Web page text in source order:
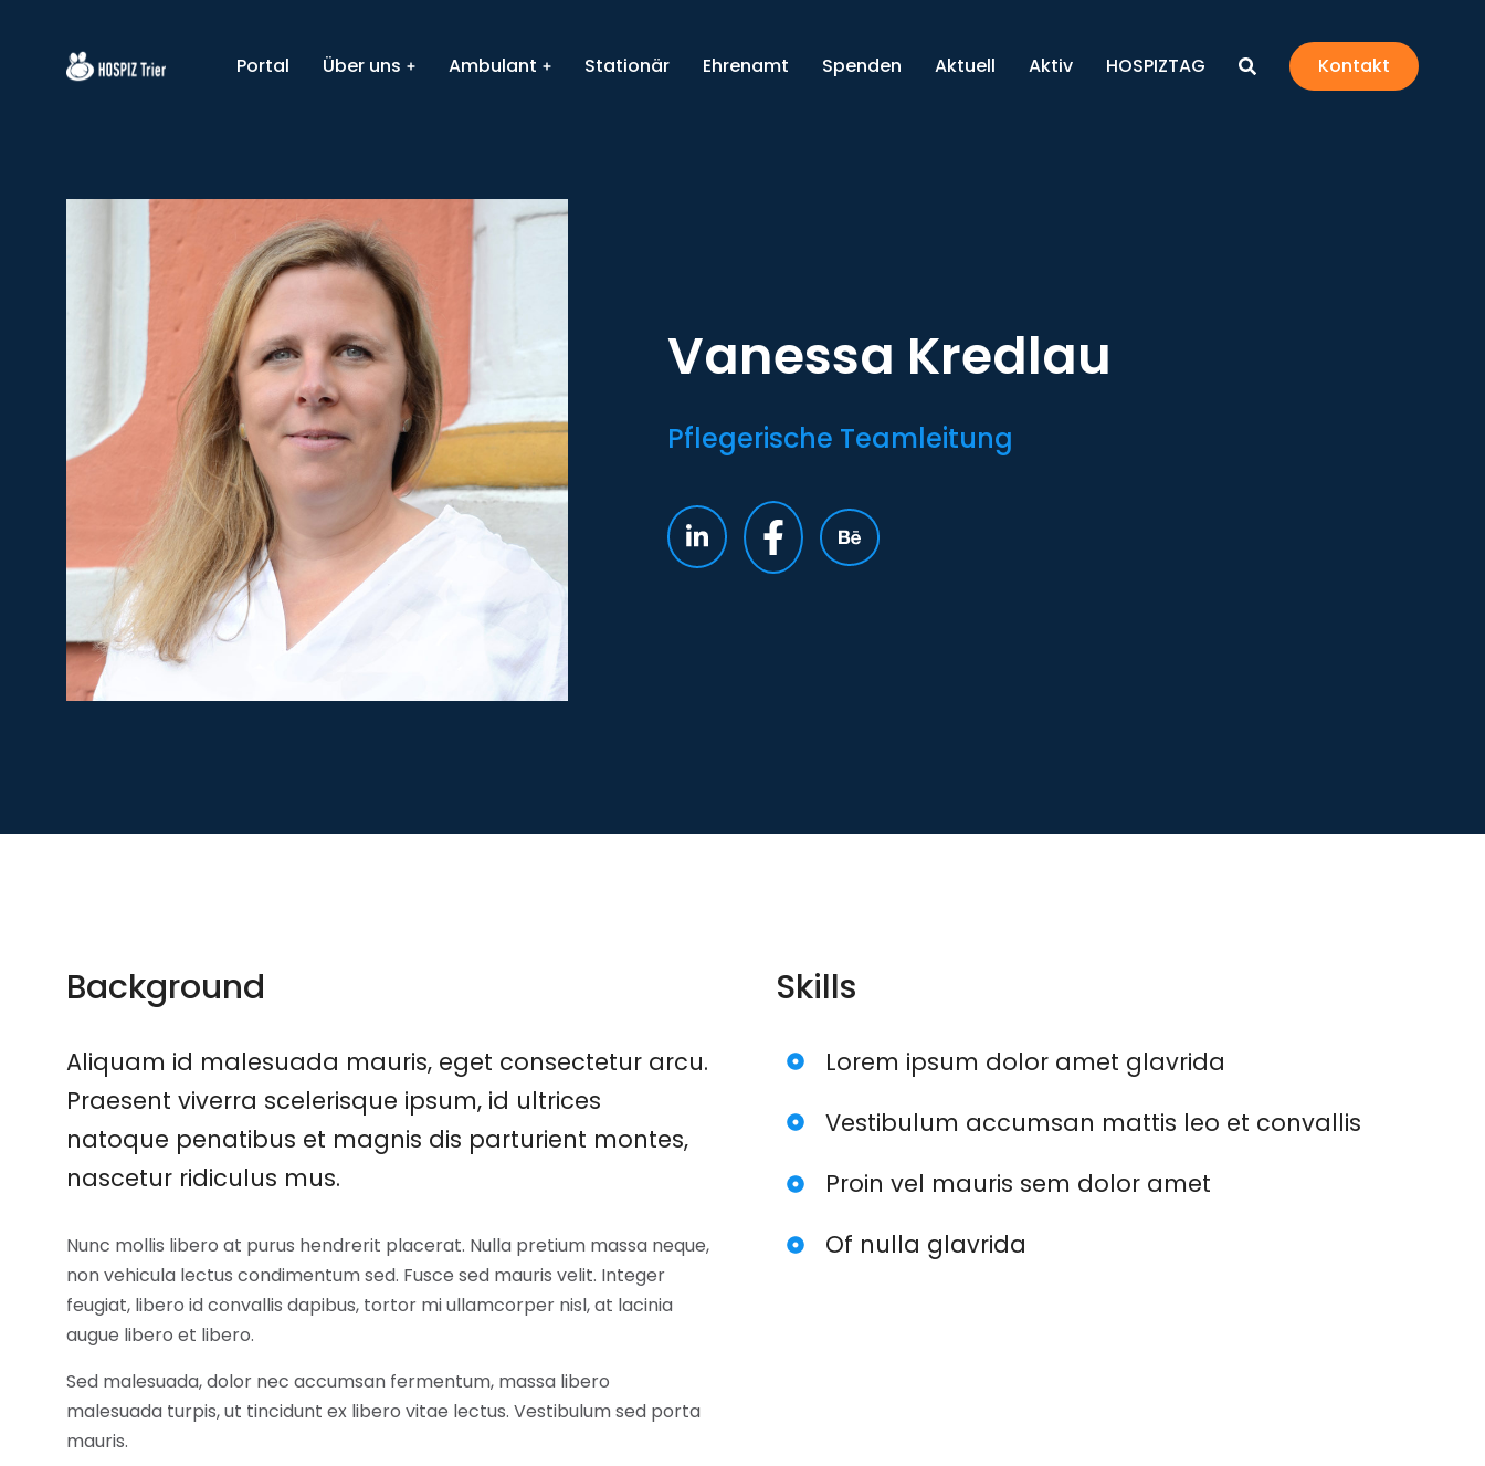
Portal Über uns Ambulant Stationär Ehrenamt Spenden Aktuell Aktiv HOSPIZTAG Kontakt
Vanessa Kredlau
Pflegerische Teamleitung
Background
Aliquam id malesuada mauris, eget consectetur arcu.
Praesent viverra scelerisque ipsum, id ultrices
natoque penatibus et magnis dis parturient montes,
nascetur ridiculus mus.
Nunc mollis libero at purus hendrerit placerat. Nulla pretium massa neque,
non vehicula lectus condimentum sed. Fusce sed mauris velit. Integer
feugiat, libero id convallis dapibus, tortor mi ullamcorper nisl, at lacinia
augue libero et libero.
Sed malesuada, dolor nec accumsan fermentum, massa libero
malesuada turpis, ut tincidunt ex libero vitae lectus. Vestibulum sed porta
mauris.
Skills
Lorem ipsum dolor amet glavrida
Vestibulum accumsan mattis leo et convallis
Proin vel mauris sem dolor amet
Of nulla glavrida